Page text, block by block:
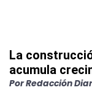
La
acumula
PorRedacción